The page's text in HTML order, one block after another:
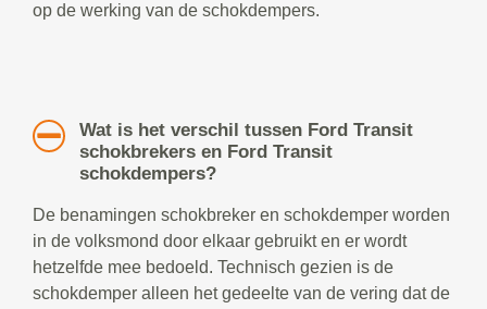
op de werking van de schokdempers.
Wat is het verschil tussen Ford Transit
schokbrekers en Ford Transit
schokdempers?
De benamingen schokbreker en schokdemper worden
in de volksmond door elkaar gebruikt en er wordt
hetzelfde mee bedoeld. Technisch gezien is de
schokdemper alleen het gedeelte van de vering dat de